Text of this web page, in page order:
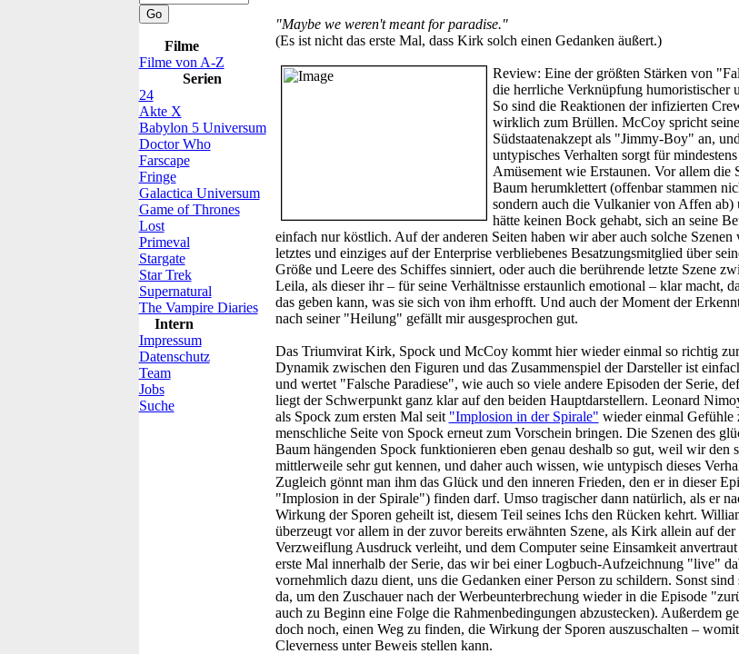
Filme
Filme von A-Z
Serien
24
Akte X
Babylon 5 Universum
Doctor Who
Farscape
Fringe
Galactica Universum
Game of Thrones
Lost
Primeval
Stargate
Star Trek
Supernatural
The Vampire Diaries
Intern
Impressum
Datenschutz
Team
Jobs
Suche
"Maybe we weren't meant for paradise."
(Es ist nicht das erste Mal, dass Kirk solch einen Gedanken äußert.)
Review: Eine der größten Stärken von
die herrliche Verknüpfung humoristischer
So sind die Reaktionen der infizierten
wirklich zum Brüllen. McCoy spricht
Südstaatenakzept als "Jimmy-Boy" an,
untypisches Verhalten sorgt für
Amüsement wie Erstaunen. Vor allem die
Baum herumklettert (offenbar stammen
sondern auch die Vulkanier von Affen
hätte keinen Bock gehabt, sich an seine
einfach nur köstlich. Auf der anderen Seiten haben wir aber auch solche
letztes und einziges auf der Enterprise verbliebenes Besatzungsmitglied über
Größe und Leere des Schiffes sinniert, oder auch die berührende letzte Szene
Leila, als dieser ihr – für seine Verhältnisse erstaunlich emotional – klar macht,
das geben kann, was sie sich von ihm erhofft. Und auch der Moment der
nach seiner "Heilung" gefällt mir ausgesprochen gut.
Das Triumvirat Kirk, Spock und McCoy kommt hier wieder einmal so richtig
Dynamik zwischen den Figuren und das Zusammenspiel der Darsteller ist
und wertet "Falsche Paradiese", wie auch so viele andere Episoden der Serie,
liegt der Schwerpunkt ganz klar auf den beiden Hauptdarstellern. Leonard
als Spock zum ersten Mal seit "Implosion in der Spirale" wieder einmal Gefühle
menschliche Seite von Spock erneut zum Vorschein bringen. Die Szenen des
Baum hängenden Spock funktionieren eben genau deshalb so gut, weil wir den
mittlerweile sehr gut kennen, und daher auch wissen, wie untypisch dieses
Zugleich gönnt man ihm das Glück und den inneren Frieden, den er in dieser
"Implosion in der Spirale") finden darf. Umso tragischer dann natürlich, als er
Wirkung der Sporen geheilt ist, diesem Teil seines Ichs den Rücken kehrt.
überzeugt vor allem in der zuvor bereits erwähnten Szene, als Kirk allein auf
Verzweiflung Ausdruck verleiht, und dem Computer seine Einsamkeit anvertraut
erste Mal innerhalb der Serie, das wir bei einer Logbuch-Aufzeichnung "live"
vornehmlich dazu dient, uns die Gedanken einer Person zu schildern. Sonst sind
da, um den Zuschauer nach der Werbeunterbrechung wieder in die Episode
auch zu Beginn eine Folge die Rahmenbedingungen abzustecken). Außerdem
doch noch, einen Weg zu finden, die Wirkung der Sporen auszuschalten –
Cleverness unter Beweis stellen kann.